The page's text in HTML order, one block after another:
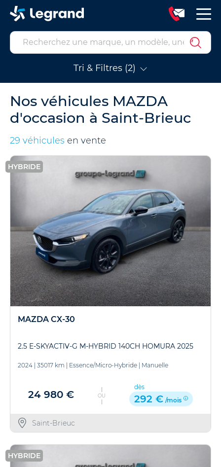
Tri & Filtres (2)
Nos véhicules MAZDA
d'occasion à Saint-Brieuc
29 véhicules en vente
HYBRIDE
MAZDA CX-30
2.5 E-SKYACTIV-G M-HYBRID 140CH HOMURA 2025
2024 | 35017 km | Essence/Micro-Hybride | Manuelle
24 980 € OU
dès
292 € /mois
Saint-Brieuc
HYBRIDE